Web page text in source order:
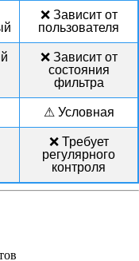
❌ Зависит от
пользователя
❌ Зависит от
состояния
фильтра
⚠ Условная
❌ Требует
регулярного
контроля